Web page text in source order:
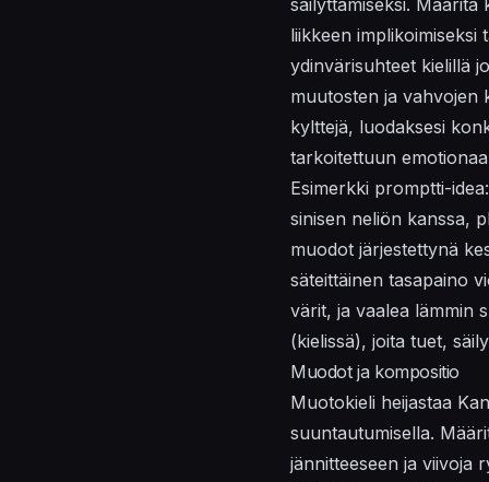
säilyttämiseksi.
liikkeen
ydinvärisuhteet kielillä
muutosten ja vahvojen
kylttejä, luodaksesi
tarkoitettuun
Esimerkki promptti-
sinisen neliön kanssa,
muodot järjestettynä
säteittäinen tasapaino
värit, ja vaalea lämmin
(kielissä), joita tuet,
Muodot ja kompositio
Muotokieli heijastaa
suuntautumisella.
jännitteeseen ja viivoja